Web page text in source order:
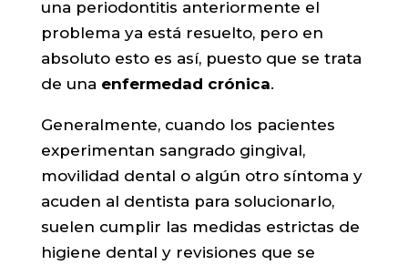
una periodontitis anteriormente el
problema ya está resuelto, pero en
absoluto esto es así, puesto que se trata
de una enfermedad crónica.
Generalmente, cuando los pacientes
experimentan sangrado gingival,
movilidad dental o algún otro síntoma y
acuden al dentista para solucionarlo,
suelen cumplir las medidas estrictas de
higiene dental y revisiones que se